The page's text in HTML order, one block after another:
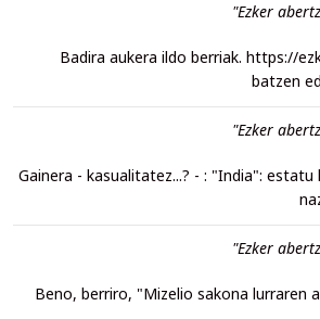
"Ezker
Badira aukera ildo berriak. https://
batzen
"Ezker
Gainera - kasualitatez...? - : "India": estatu
"Ezker
Beno, berriro, "Mizelio sakona lurraren